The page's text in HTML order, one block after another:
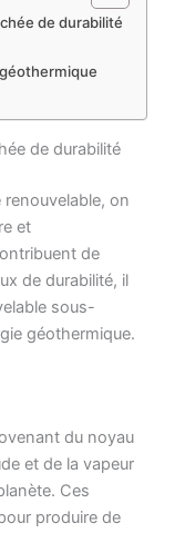
de durabilité
de durabilité
renouvelable, on
et
de
de durabilité, il
sous-
géothermique.
du noyau
et de la vapeur
Ces
produire de